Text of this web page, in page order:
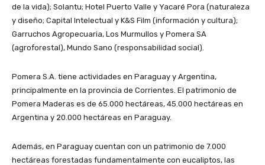
de la vida); Solantu; Hotel Puerto Valle y Yacaré Pora (naturaleza
y diseño; Capital Intelectual y K&S Film (información y cultura);
Garruchos Agropecuaria, Los Murmullos y Pomera SA
(agroforestal), Mundo Sano (responsabilidad social).
Pomera S.A. tiene actividades en Paraguay y Argentina,
principalmente en la provincia de Corrientes. El patrimonio de
Pomera Maderas es de 65.000 hectáreas, 45.000 hectáreas en
Argentina y 20.000 hectáreas en Paraguay.
Además, en Paraguay cuentan con un patrimonio de 7.000
hectáreas forestadas fundamentalmente con eucaliptos, las